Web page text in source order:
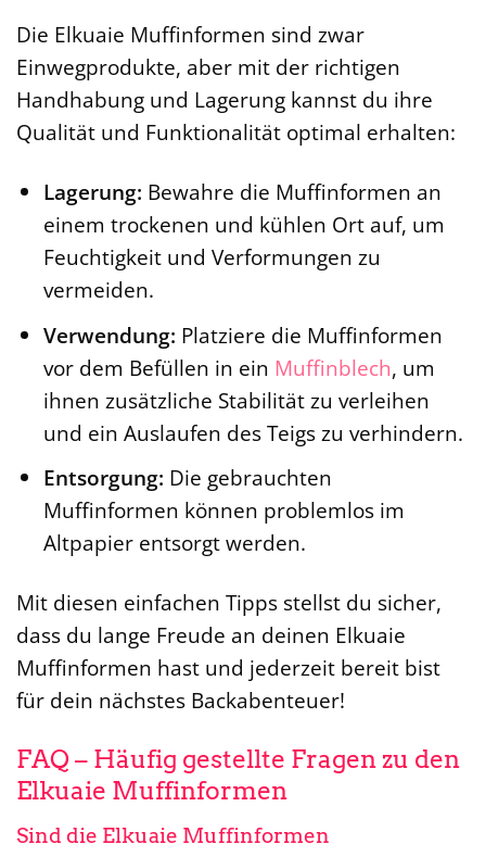
Die Elkuaie Muffinformen sind zwar
Einwegprodukte, aber mit der richtigen
Handhabung und Lagerung kannst du ihre
Qualität und Funktionalität optimal erhalten:
Lagerung: Bewahre die Muffinformen an
einem trockenen und kühlen Ort auf, um
Feuchtigkeit und Verformungen zu
vermeiden.
Verwendung: Platziere die Muffinformen
vor dem Befüllen in ein Muffinblech, um
ihnen zusätzliche Stabilität zu verleihen
und ein Auslaufen des Teigs zu verhindern.
Entsorgung: Die gebrauchten
Muffinformen können problemlos im
Altpapier entsorgt werden.
Mit diesen einfachen Tipps stellst du sicher,
dass du lange Freude an deinen Elkuaie
Muffinformen hast und jederzeit bereit bist
für dein nächstes Backabenteuer!
FAQ – Häufig gestellte Fragen zu den
Elkuaie Muffinformen
Sind die Elkuaie Muffinformen